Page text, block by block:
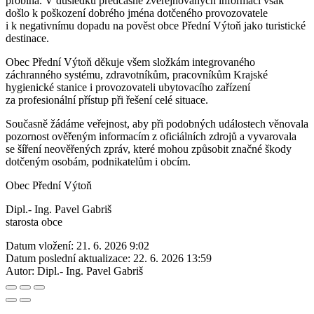
došlo k poškození dobrého jména dotčeného provozovatele
i k negativnímu dopadu na pověst obce Přední Výtoň jako turistické
destinace.
Obec Přední Výtoň děkuje všem složkám integrovaného
záchranného systému, zdravotníkům, pracovníkům Krajské
hygienické stanice i provozovateli ubytovacího zařízení
za profesionální přístup při řešení celé situace.
Současně žádáme veřejnost, aby při podobných událostech věnovala
pozornost ověřeným informacím z oficiálních zdrojů a vyvarovala
se šíření neověřených zpráv, které mohou způsobit značné škody
dotčeným osobám, podnikatelům i obcím.
Obec Přední Výtoň
Dipl.- Ing. Pavel Gabriš
starosta obce
Datum vložení: 21. 6. 2026 9:02
Datum poslední aktualizace: 22. 6. 2026 13:59
Autor: Dipl.- Ing. Pavel Gabriš